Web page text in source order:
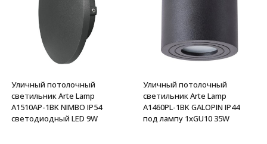
Уличный потолочный
светильник Arte Lamp
A1510AP-1BK NIMBO IP54
светодиодный LED 9W
Уличный потолочный
светильник Arte Lamp
A1460PL-1BK GALOPIN IP44
под лампу 1xGU10 35W